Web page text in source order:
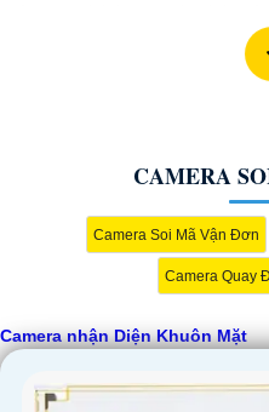
hiệu quả. Camera nhận diện
khách hàng và dịch vụ một cách
CAMERA
Camera Soi Mã Vận Đơn
Camera Quay
Camera nhận Diện Khuôn Mặt